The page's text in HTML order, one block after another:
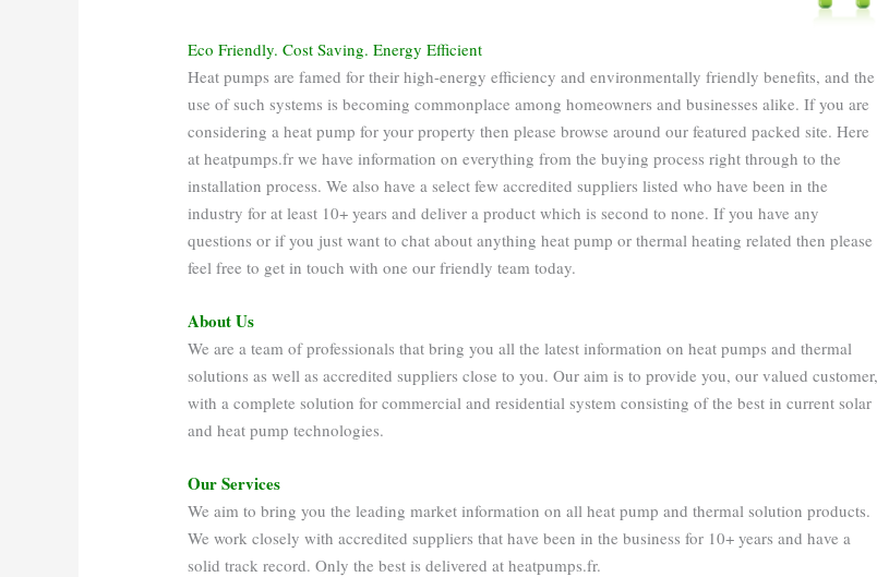
Eco Friendly. Cost Saving. Energy Efficient
Heat pumps are famed for their high-energy efficiency and environmentally friendly benefits, and the
use of such systems is becoming commonplace among homeowners and businesses alike. If you are
considering a heat pump for your property then please browse around our featured packed site. Here
at heatpumps.fr we have information on everything from the buying process right through to the
installation process. We also have a select few accredited suppliers listed who have been in the
industry for at least 10+ years and deliver a product which is second to none. If you have any
questions or if you just want to chat about anything heat pump or thermal heating related then please
feel free to get in touch with one our friendly team today.
About Us
We are a team of professionals that bring you all the latest information on heat pumps and thermal
solutions as well as accredited suppliers close to you. Our aim is to provide you, our valued customer,
with a complete solution for commercial and residential system consisting of the best in current solar
and heat pump technologies.
Our Services
We aim to bring you the leading market information on all heat pump and thermal solution products.
We work closely with accredited suppliers that have been in the business for 10+ years and have a
solid track record. Only the best is delivered at heatpumps.fr.